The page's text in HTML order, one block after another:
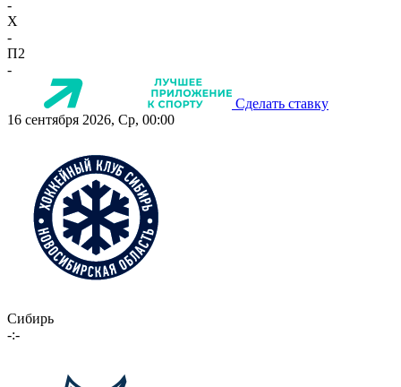
-
X
-
П2
-
Сделать ставку
16 сентября 2026, Ср, 00:00
Сибирь
-:-